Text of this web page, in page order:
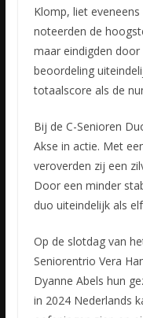
Klomp, liet
noteerden de
maar eindigden
beoordeling
totaalscore als de
Bij de C-Senioren
Akse in actie. Met
veroverden zij een
Door een minder
duo uiteindelijk als
Op de slotdag van
Seniorentrio Vera
Dyanne Abels hun
in 2024 Nederlands